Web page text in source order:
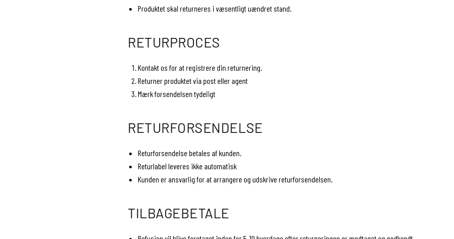
Produktet skal returneres i væsentligt uændret stand.
RETURPROCES
Kontakt os for at registrere din returnering.
Returner produktet via post eller agent
Mærk forsendelsen tydeligt
RETURFORSENDELSE
Returforsendelse betales af kunden.
Returlabel leveres ikke automatisk
Kunden er ansvarlig for at arrangere og udskrive returforsendelsen.
TILBAGEBETALE